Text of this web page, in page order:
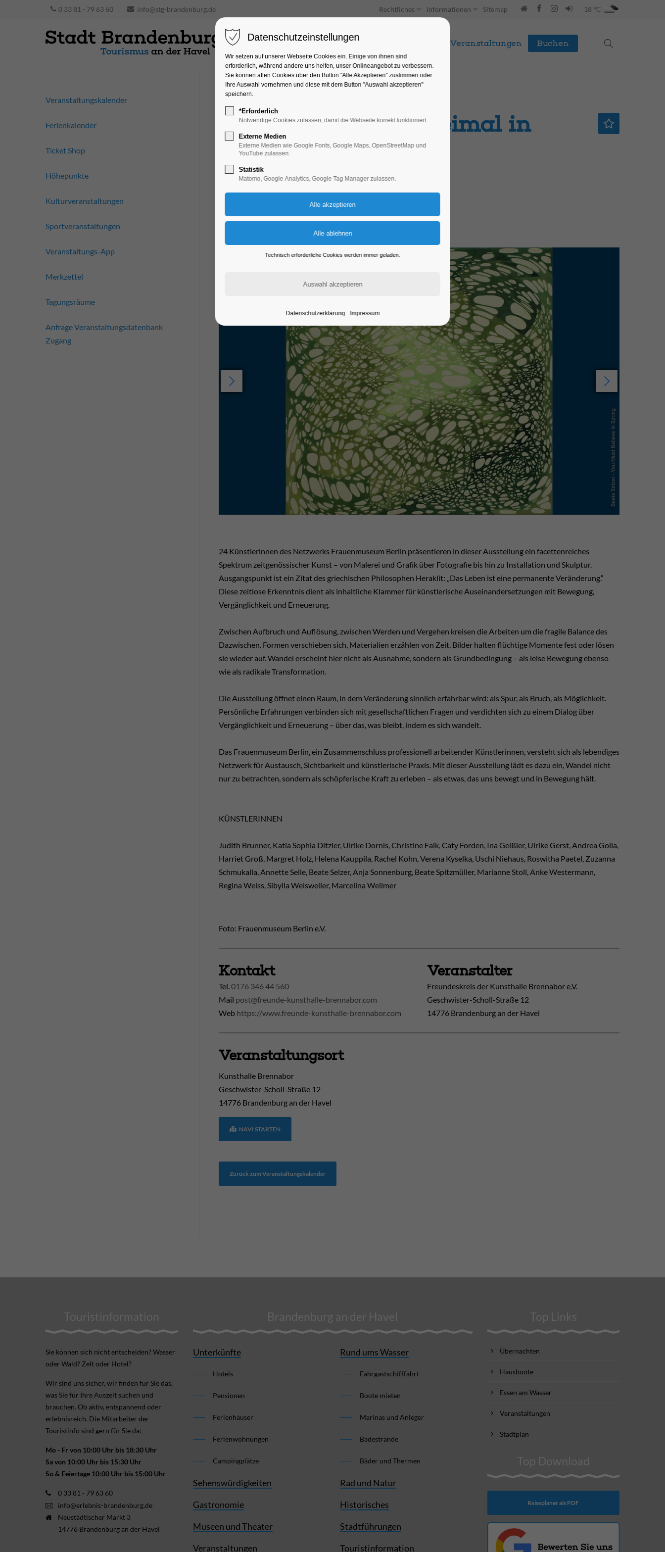
0 33 81 - 79 63 60 info@stg-brandenburg.de Rechtliches Informationen Sitemap 18 °C
Unterkünfte Entdecken & Erleben Veranstaltungen Buchen
Man steigt nicht zweimal in
denselben Fluss
Ausstellung, Kunst
20.06.2026, 13:00–18:00
Eintritt frei
24 Künstlerinnen des Netzwerks Frauenmuseum Berlin präsentieren in dieser Ausstellung ein facettenreiches
Spektrum zeitgenössischer Kunst – von Malerei und Grafik über Fotografie bis hin zu Installation und Skulptur.
Ausgangspunkt ist ein Zitat des griechischen Philosophen Heraklit: „Das Leben ist eine permanente Veränderung.“
Diese zeitlose Erkenntnis dient als inhaltliche Klammer für künstlerische Auseinandersetzungen mit Bewegung,
Vergänglichkeit und Erneuerung.
Zwischen Aufbruch und Auflösung, zwischen Werden und Vergehen kreisen die Arbeiten um die fragile Balance des
Dazwischen. Formen verschieben sich, Materialien erzählen von Zeit, Bilder halten flüchtige Momente fest oder lösen
sie wieder auf. Wandel erscheint hier nicht als Ausnahme, sondern als Grundbedingung – als leise Bewegung ebenso
wie als radikale Transformation.
Die Ausstellung öffnet einen Raum, in dem Veränderung sinnlich erfahrbar wird: als Spur, als Bruch, als Möglichkeit.
Persönliche Erfahrungen verbinden sich mit gesellschaftlichen Fragen und verdichten sich zu einem Dialog über
Vergänglichkeit und Erneuerung – über das, was bleibt, indem es sich wandelt.
Das Frauenmuseum Berlin, ein Zusammenschluss professionell arbeitender Künstlerinnen, versteht sich als lebendiges
Netzwerk für Austausch, Sichtbarkeit und künstlerische Praxis. Mit dieser Ausstellung lädt es dazu ein, Wandel nicht
nur zu betrachten, sondern als schöpferische Kraft zu erleben – als etwas, das uns bewegt und in Bewegung hält.
KÜNSTLERINNEN
Judith Brunner, Katia Sophia Ditzler, Ulrike Dornis, Christine Falk, Caty Forden, Ina Geißler, Ulrike Gerst, Andrea Golla,
Harriet Groß, Margret Holz, Helena Kauppila, Rachel Kohn, Verena Kyselka, Uschi Niehaus, Roswitha Paetel, Zuzanna
Schmukalla, Annette Selle, Beate Selzer, Anja Sonnenburg, Beate Spitzmüller, Marianne Stoll, Anke Westermann,
Regina Weiss, Sibylla Weisweiler, Marcelina Wellmer
Foto: Frauenmuseum Berlin e.V.
Kontakt
Tel. 0176 346 44 560
Mail post@freunde-kunsthalle-brennabor.com
Web https://www.freunde-kunsthalle-brennabor.com
Veranstalter
Freundeskreis der Kunsthalle Brennabor e.V.
Geschwister-Scholl-Straße 12
14776 Brandenburg an der Havel
Veranstaltungsort
Kunsthalle Brennabor
Geschwister-Scholl-Straße 12
14776 Brandenburg an der Havel
NAVI STARTEN
Zurück zum Veranstaltungskalender
Veranstaltungskalender
Ferienkalender
Ticket Shop
Höhepunkte
Kulturveranstaltungen
Sportveranstaltungen
Veranstaltungs-App
Merkzettel
Tagungsräume
Anfrage Veranstaltungsdatenbank
Zugang
Touristinformation
Sie können sich nicht ent­scheiden? Wasser
oder Wald? Zelt oder Hotel?
Wir sind uns sicher, wir finden für Sie das,
was Sie für Ihre Aus­zeit suchen und
brauchen. Ob aktiv, ent­spannend oder
erlebnis­reich. Die Mitarbeiter der
Touristinfo sind gern für Sie da:
Mo - Fr von 10:00 Uhr bis 18:30 Uhr
Sa von 10:00 Uhr bis 15:30 Uhr
So & Feiertage 10:00 Uhr bis 15:00 Uhr
0 33 81 - 79 63 60
info@erlebnis-brandenburg.de
Neustädtischer Markt 3
14776 Brandenburg an der Havel
Brandenburg an der Havel
Unterkünfte
Hotels
Pensionen
Ferienhäuser
Ferienwohnungen
Campingplätze
Sehenswürdigkeiten
Gastronomie
Museen und Theater
Veranstaltungen
Rund ums Wasser
Fahrgastschifffahrt
Boote mieten
Marinas und Anleger
Badestrände
Bäder und Thermen
Rad und Natur
Historisches
Stadtführungen
Touristinformation
Top Links
Übernachten
Hausboote
Essen am Wasser
Veranstaltungen
Stadtplan
Top Download
Reiseplaner als PDF
Datenschutzeinstellungen
Wir setzen auf unserer Webseite Cookies ein. Einige von ihnen sind
erforderlich, während andere uns helfen, unser Onlineangebot zu verbessern.
Sie können allen Cookies über den Button "Alle Akzeptieren" zustimmen oder
Ihre Auswahl vornehmen und diese mit dem Button "Auswahl akzeptieren"
speichern.
*Erforderlich
Notwendige Cookies zulassen, damit die Webseite korrekt funktioniert.
Externe Medien
Externe Medien wie Google Fonts, Google Maps, OpenStreetMap und
YouTube zulassen.
Statistik
Matomo, Google Analytics, Google Tag Manager zulassen.
Technisch erforderliche Cookies werden immer geladen.
Datenschutzerklärung Impressum